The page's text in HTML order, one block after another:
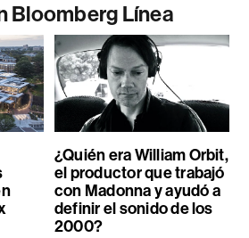
Bloomberg Línea
¿Quién era William Orbit,
el productor que trabajó
con Madonna y ayudó a
definir el sonido de los
2000?